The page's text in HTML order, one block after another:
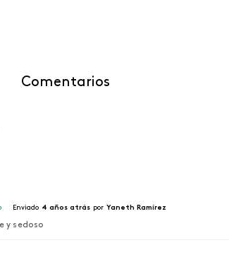
Comentarios
Enviado 4 años atrás por Yaneth Ramírez
y sedoso